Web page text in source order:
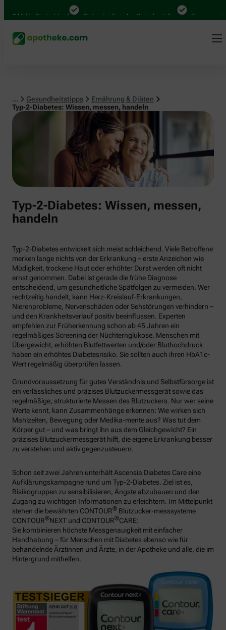
Mal in Deutschland Online bei Ihrer Apotheke bestellen Bequem
... Gesundheitstipps
Ernährung & Diäten
Typ-2-Diabetes: Wissen, messen, handeln
Typ-2-Diabetes: Wissen, messen,
handeln
Typ-2-Diabetes entwickelt sich meist schleichend. Viele Betroffene
merken lange nichts von der Erkrankung – erste Anzeichen wie
Müdigkeit, trockene Haut oder erhöhter Durst werden oft nicht
ernst genommen. Dabei ist gerade die frühe Diagnose
entscheidend, um gesundheitliche Spätfolgen zu vermeiden. Wer
rechtzeitig handelt, kann Herz-Kreislauf-Erkrankungen,
Nierenprobleme, Nervenschäden oder Sehstörungen verhindern –
und den Krankheitsverlauf positiv beeinflussen. Experten
empfehlen zur Früherkennung schon ab 45 Jahren ein
regelmäßiges Screening der Nüchternglukose. Menschen mit
Übergewicht, erhöhten Blutfettwerten und/oder Bluthochdruck
haben ein erhöhtes Diabetesrisiko. Sie sollten auch ihren HbA1c-
Wert regelmäßig überprüfen lassen.
Grundvoraussetzung für gutes Verständnis und Selbstfürsorge ist
ein verlässliches und präzises Blutzuckermessgerät sowie das
regelmäßige, strukturierte Messen des Blutzuckers. Nur wer seine
Werte kennt, kann Zusammenhänge erkennen: Wie wirken sich
Mahlzeiten, Bewegung oder Medika-mente aus? Was tut dem
Körper gut – und was bringt ihn aus dem Gleichgewicht? Ein
präzises Blutzuckermessgerät hilft, die eigene Erkrankung besser
zu verstehen und aktiv gegenzusteuern.
Schon seit zwei Jahren unterhält Ascensia Diabetes Care eine
Aufklärungskampagne rund um Typ-2-Diabetes. Ziel ist es,
Risikogruppen zu sensibilisieren, Ängste abzubauen und den
Zugang zu wichtigen Informationen zu erleichtern. Im Mittelpunkt
stehen die bewährten CONTOUR® Blutzucker-messsysteme
CONTOUR®NEXT und CONTOUR®CARE:
Sie kombinieren höchste Messgenauigkeit mit einfacher
Handhabung – für Menschen mit Diabetes ebenso wie für
behandelnde Ärztinnen und Ärzte, in der Apotheke und alle, die im
Hintergrund mithelfen.